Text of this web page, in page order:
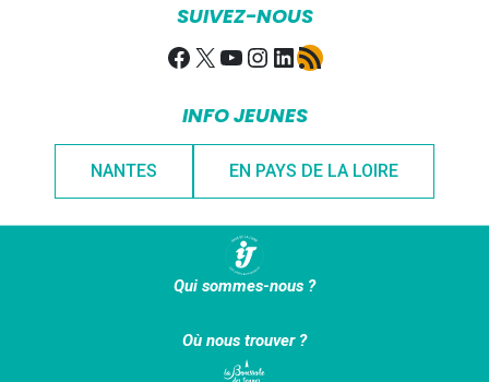
SUIVEZ-NOUS
Facebook
X YouTube
Instagram
LinkedIn
Flux RSS
INFO JEUNES
NANTES EN PAYS DE LA LOIRE
Qui sommes-nous ?
Où nous trouver ?